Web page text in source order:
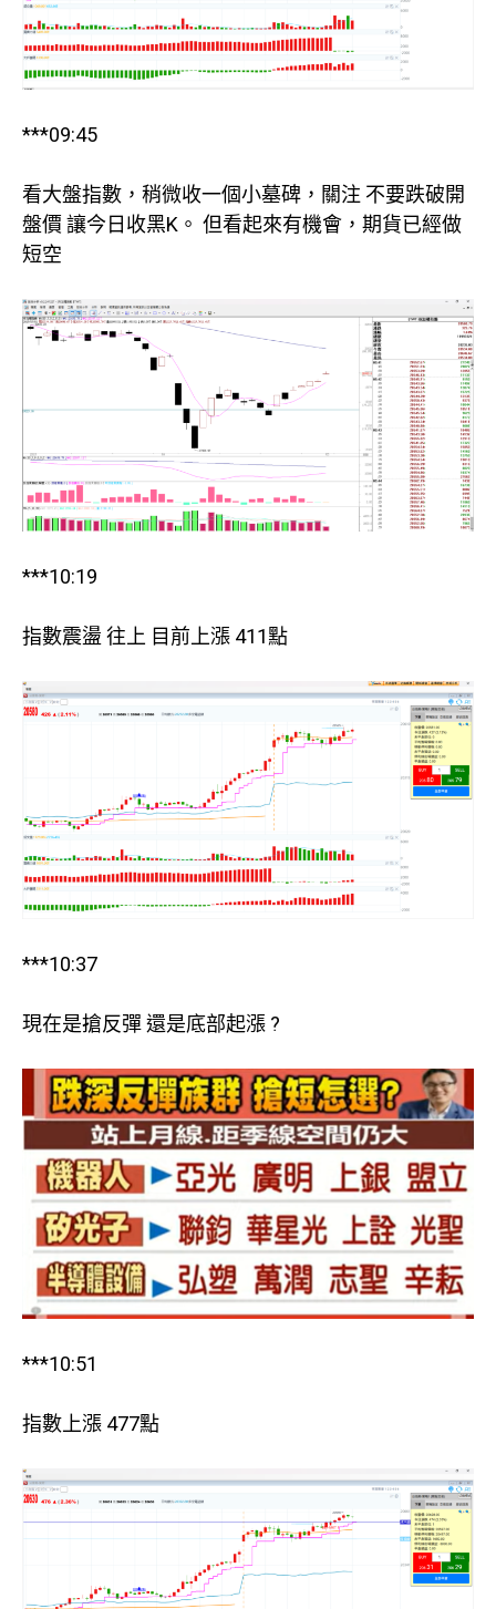
***09:45
看大盤指數，稍微收一個小墓碑，關注 不要跌破開
盤價 讓今日收黑K。 但看起來有機會，期貨已經做
短空
***10:19
指數震盪 往上 目前上漲 411點
***10:37
現在是搶反彈 還是底部起漲 ?
***10:51
指數上漲 477點